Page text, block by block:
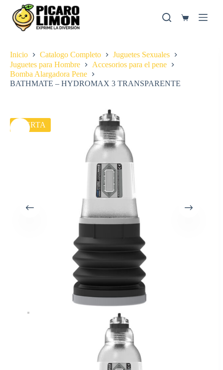
contenido
Carro
Inicio
Catalogo Completo
Juguetes Sexuales
Juguetes para Hombre
Accesorios para el pene
Bomba Alargadora Pene
BATHMATE – HYDROMAX 3 TRANSPARENTE
OFERTA